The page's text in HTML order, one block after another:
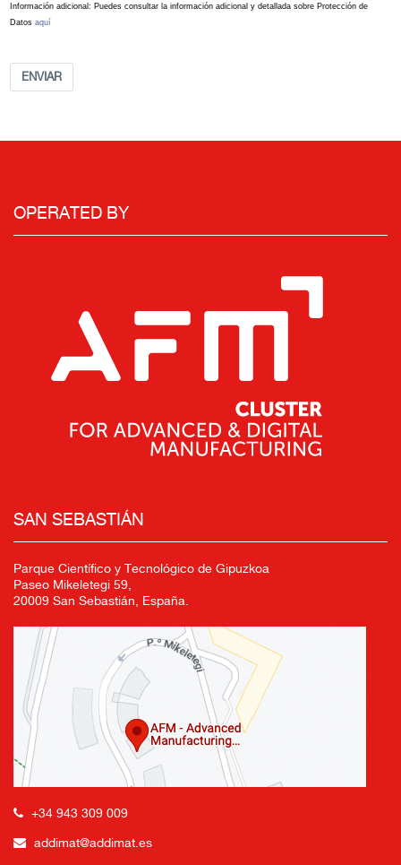
Información adicional: Puedes consultar la información adicional y detallada sobre Protección de
Datos aquí
ENVIAR
OPERATED BY
SAN SEBASTIÁN
Parque Científico y Tecnológico de Gipuzkoa
Paseo Mikeletegi 59,
20009 San Sebastián, España.
+34 943 309 009
addimat@addimat.es